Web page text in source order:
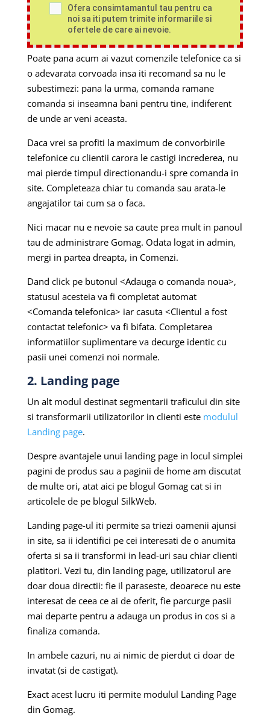
Ofera consimtamantul tau pentru ca
noi sa iti putem trimite informariile si
ofertele de care ai nevoie.
Poate pana acum ai vazut comenzile telefonice ca si
o adevarata corvoada insa iti recomand sa nu le
subestimezi: pana la urma, comanda ramane
comanda si inseamna bani pentru tine, indiferent
de unde ar veni aceasta.
Daca vrei sa profiti la maximum de convorbirile
telefonice cu clientii carora le castigi increderea, nu
mai pierde timpul directionandu-i spre comanda in
site. Completeaza chiar tu comanda sau arata-le
angajatilor tai cum sa o faca.
Nici macar nu e nevoie sa caute prea mult in panoul
tau de administrare Gomag. Odata logat in admin,
mergi in partea dreapta, in Comenzi.
Dand click pe butonul <Adauga o comanda noua>,
statusul acesteia va fi completat automat
<Comanda telefonica> iar casuta <Clientul a fost
contactat telefonic> va fi bifata. Completarea
informatiilor suplimentare va decurge identic cu
pasii unei comenzi noi normale.
2. Landing page
Un alt modul destinat segmentarii traficului din site
si transformarii utilizatorilor in clienti este modulul
Landing page.
Despre avantajele unui landing page in locul simplei
pagini de produs sau a paginii de home am discutat
de multe ori, atat aici pe blogul Gomag cat si in
articolele de pe blogul SilkWeb.
Landing page-ul iti permite sa triezi oamenii ajunsi
in site, sa ii identifici pe cei interesati de o anumita
oferta si sa ii transformi in lead-uri sau chiar clienti
platitori. Vezi tu, din landing page, utilizatorul are
doar doua directii: fie il paraseste, deoarece nu este
interesat de ceea ce ai de oferit, fie parcurge pasii
mai departe pentru a adauga un produs in cos si a
finaliza comanda.
In ambele cazuri, nu ai nimic de pierdut ci doar de
invatat (si de castigat).
Exact acest lucru iti permite modulul Landing Page
din Gomag.